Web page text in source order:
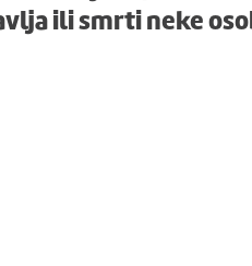
ili smrti neke